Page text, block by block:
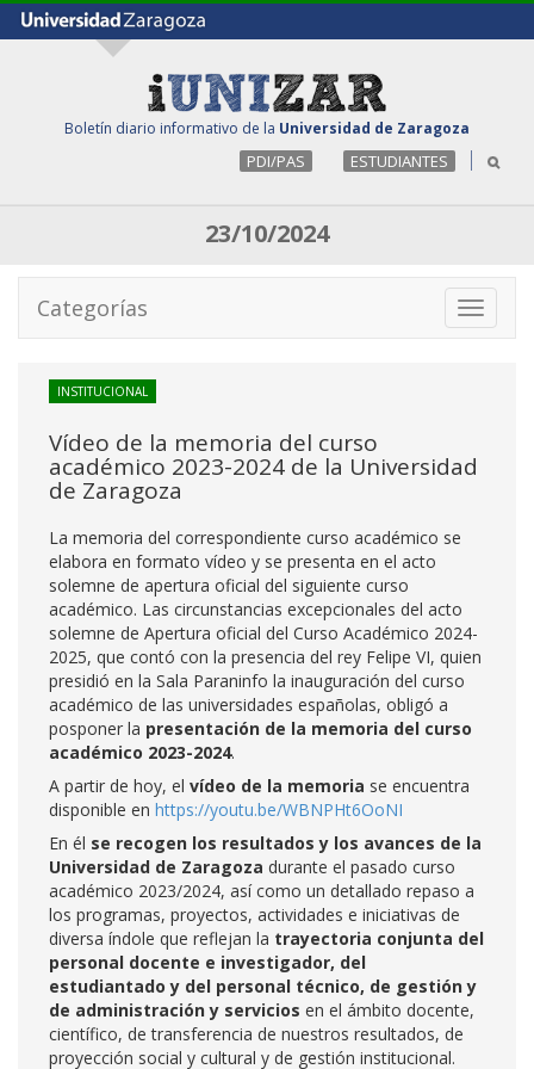
Boletín diario informativo de la Universidad de Zaragoza
PDI/PAS ESTUDIANTES
23/10/2024
Toggle
Categorías
INSTITUCIONAL
Vídeo de la memoria del curso
académico 2023-2024 de la Universidad
de Zaragoza
La memoria del correspondiente curso académico se
elabora en formato vídeo y se presenta en el acto
solemne de apertura oficial del siguiente curso
académico. Las circunstancias excepcionales del acto
solemne de Apertura oficial del Curso Académico 2024-
2025, que contó con la presencia del rey Felipe VI, quien
presidió en la Sala Paraninfo la inauguración del curso
académico de las universidades españolas, obligó a
posponer la presentación de la memoria del curso
académico 2023-2024.
A partir de hoy, el vídeo de la memoria se encuentra
disponible en https://youtu.be/WBNPHt6OoNI
En él se recogen los resultados y los avances de la
Universidad de Zaragoza durante el pasado curso
académico 2023/2024, así como un detallado repaso a
los programas, proyectos, actividades e iniciativas de
diversa índole que reflejan la trayectoria conjunta del
personal docente e investigador, del
estudiantado y del personal técnico, de gestión y
de administración y servicios en el ámbito docente,
científico, de transferencia de nuestros resultados, de
proyección social y cultural y de gestión institucional.